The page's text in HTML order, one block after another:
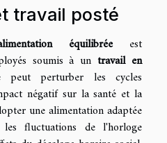
travail posté
équilibréeest
soumis à untravail en
perturber les cycles
négatif sur la santé et la
une alimentation adaptée
fluctuations de l'horloge